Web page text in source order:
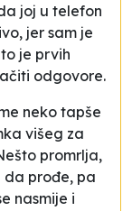
joj u telefon
jer sam je
je prvih
odgovore.
neko tapše
višeg za
promrlja,
da prođe, pa
nasmije i